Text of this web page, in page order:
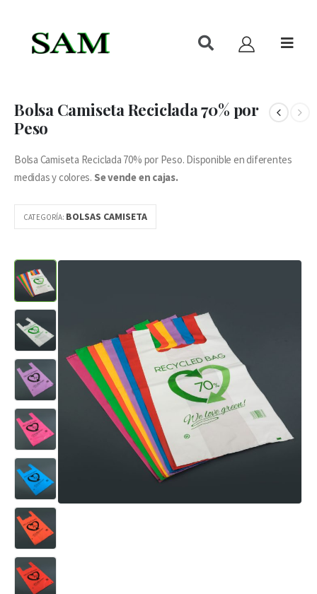
Bolsa Camiseta Reciclada 70% por
Peso
Bolsa Camiseta Reciclada 70% por Peso. Disponible en diferentes
medidas y colores. Se vende en cajas.
CATEGORÍA: BOLSAS CAMISETA